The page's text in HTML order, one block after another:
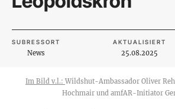
SUBRESSORT
News
AKTUALISIERT
25.08.2025
Im Bild v.l.: Wildshut-Ambassador Oliver
Hochmair und amfAR-Initiator